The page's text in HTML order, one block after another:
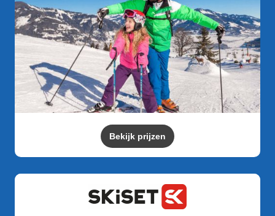
Bekijk prijzen